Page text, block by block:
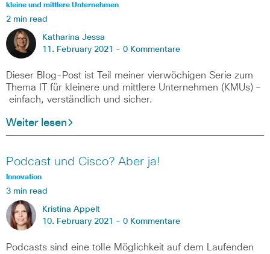
kleine und mittlere Unternehmen
2 min read
Katharina Jessa
11. February 2021 - 0 Kommentare
Dieser Blog-Post ist Teil meiner vierwöchigen Serie zum
Thema IT für kleinere und mittlere Unternehmen (KMUs) –
einfach, verständlich und sicher.
Weiter lesen
Podcast und Cisco? Aber ja!
Innovation
3 min read
Kristina Appelt
10. February 2021 - 0 Kommentare
Podcasts sind eine tolle Möglichkeit auf dem Laufenden